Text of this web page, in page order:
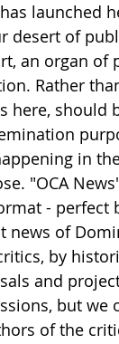
launched
desert of
an organ of
Rather
should
in
"OCA
- perfect
of
by
and
but
of the